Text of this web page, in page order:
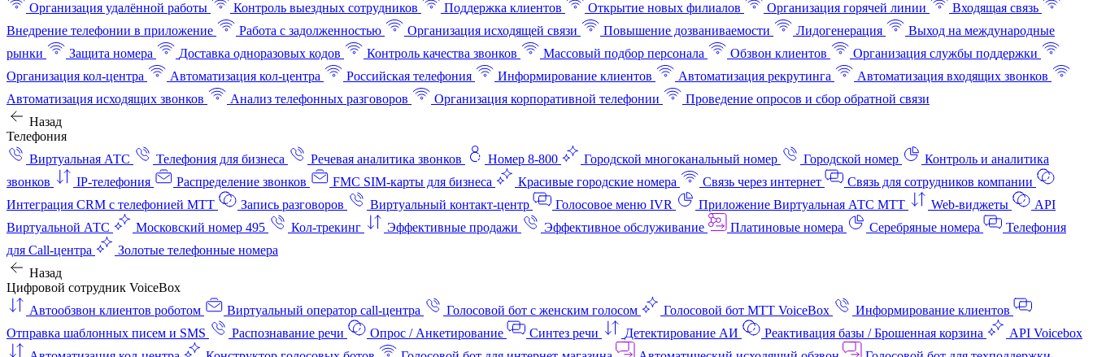
Организация удалённой работы
Контроль выездных сотрудников Поддержка клиентов Открытие новых филиалов Организация горячей линии
Входящая связь
Внедрение телефонии в приложение
Работа с задолженностью Организация исходящей связи Повышение дозваниваемости Лидогенерация
Выход на международные
рынки
Защита номера Доставка одноразовых кодов Контроль качества звонков Массовый подбор персонала Обзвон клиентов
Организация службы поддержки
Организация кол-центра
Автоматизация кол-центра Российская телефония Информирование клиентов Автоматизация рекрутинга
Автоматизация входящих звонков
Автоматизация исходящих звонков
Анализ телефонных разговоров Организация корпоративной телефонии
Проведение опросов и сбор обратной связи
Назад
Телефония
Виртуальная АТС
Телефония для бизнеса Речевая аналитика звонков Номер 8-800 Городской многоканальный номер Городской номер
Контроль и аналитика
звонков
IP-телефония Распределение звонков FMC SIM-карты для бизнеса Красивые городские номера Связь через интернет
Связь для сотрудников компании
Интеграция CRM с телефонией МТТ
Запись разговоров Виртуальный контакт‑центр Голосовое меню IVR Приложение Виртуальная АТС МТТ Web-виджеты
API
Виртуальной АТС
Московский номер 495 Кол-трекинг Эффективные продажи Эффективное обслуживание Платиновые номера Серебряные номера
Телефония
для Call-центра
Золотые телефонные номера
Назад
Цифровой сотрудник VoiceBox
Автообзвон клиентов роботом
Виртуальный оператор call-центра Голосовой бот с женским голосом Голосовой бот МТТ VoiceBox
Информирование клиентов
Отправка шаблонных писем и SMS
Распознавание речи Опрос / Анкетирование Синтез речи Детектирование АИ Реактивация базы / Брошенная корзина
API Voicebox